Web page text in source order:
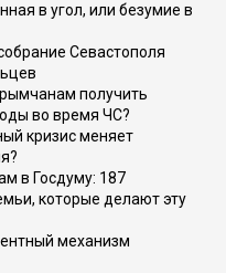
в угол, или безумие в
Севастополя
получить
во время ЧС?
кризис меняет
в Госдуму: 187
которые делают эту
механизм